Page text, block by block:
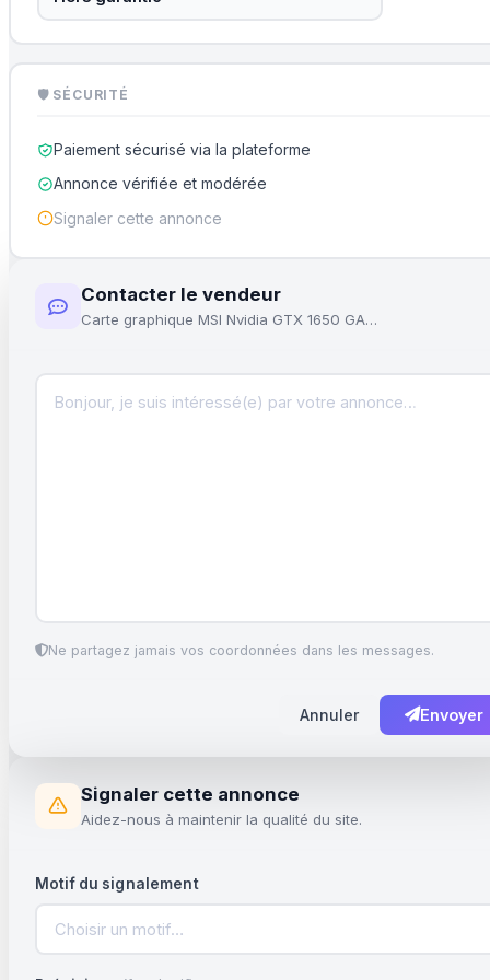
🛡 SÉCURITÉ
Paiement sécurisé via la plateforme
Annonce vérifiée et modérée
Signaler cette annonce
Contacter le vendeur
Carte graphique MSI Nvidia GTX 1650 GAMINGX
Ne partagez jamais vos coordonnées dans les messages.
Annuler Envoyer
Signaler cette annonce
Aidez-nous à maintenir la qualité du site.
Motif du signalement
Choisir un motif…